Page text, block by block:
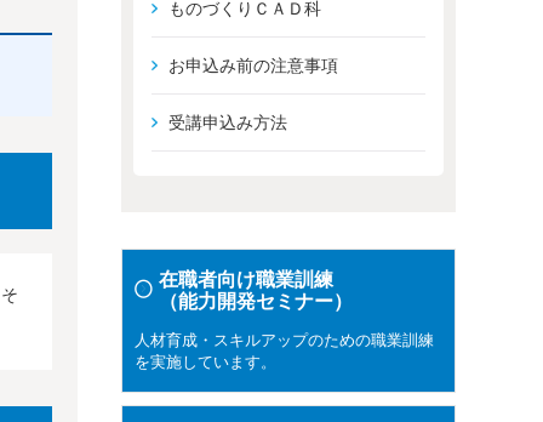
ものづくりＣＡＤ科
お申込み前の注意事項
受講申込み方法
在職者向け職業訓練
（能力開発セミナー）
人材育成・スキルアップのための職業訓練
を実施しています。